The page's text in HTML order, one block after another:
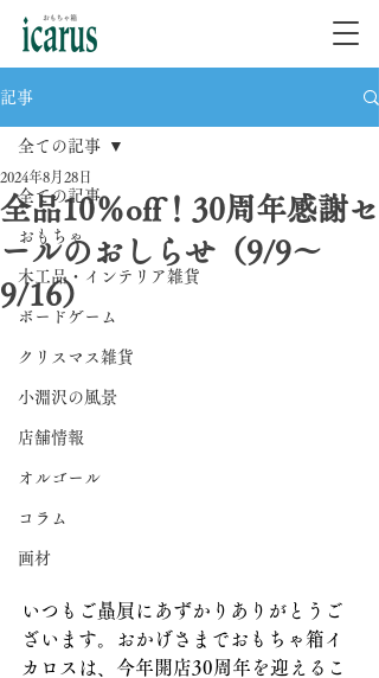
記事
全ての記事
おもちゃ
木工品・インテリア雑貨
ボードゲーム
クリスマス雑貨
小淵沢の風景
店舗情報
オルゴール
コラム
画材
全ての記事
全品10％off！30周年感謝セ
ールのおしらせ（9/9～
9/16）
2024年8月28日
いつもご贔屓にあずかりありがとうご
ざいます。おかげさまでおもちゃ箱イ
カロスは、今年開店30周年を迎えるこ